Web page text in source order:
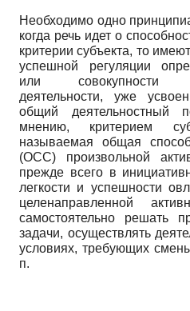
Необходимо одно
когда речь идет о
критерии субъекта, то
успешной регуляции
или совокупности
деятельности, уже
общий деятельностный
мнению, критерием
называемая общая
(ОСС) произвольной
прежде всего в
легкости и успешности
целенаправленной
самостоятельно решать
задачи, осуществлять
условиях, требующих
п.